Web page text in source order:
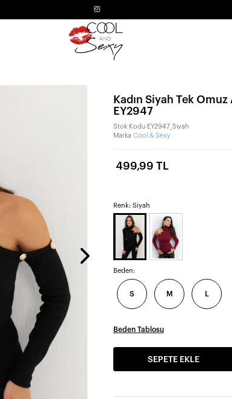
Kadın Siyah Tek Omuz
EY2947
Stok Kodu EY2947_Siyah
Marka Cool & Sexy
499,99 TL
Renk: Siyah
Beden:
S M L
Beden Tablosu
SEPETE EKLE